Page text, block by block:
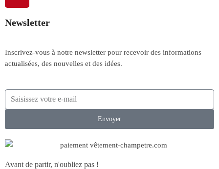
Newsletter
Inscrivez-vous à notre newsletter pour recevoir des informations
actualisées, des nouvelles et des idées.
Envoyer
Avant de partir, n'oubliez pas !